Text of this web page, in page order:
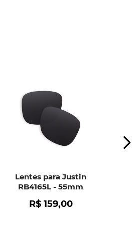
Lentes para Justin
RB4165L - 55mm
R$ 159,00